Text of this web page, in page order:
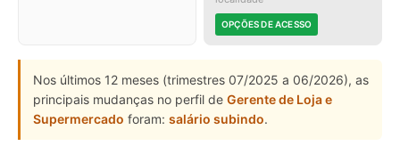
OPÇÕES DE ACESSO
Nos últimos 12 meses (trimestres 07/2025 a 06/2026), as
principais mudanças no perfil de Gerente de Loja e
Supermercado foram: salário subindo.